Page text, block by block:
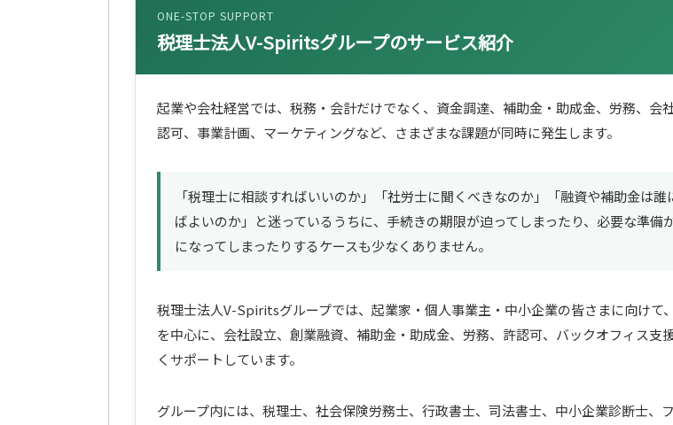
ONE-STOP SUPPORT
税理士法人V-Spiritsグループのサービス紹介
起業や会社経営では、税務・会計だけでなく、資金調達、補助金・助成金、労務、会
認可、事業計画、マーケティングなど、さまざまな課題が同時に発生します。
「税理士に相談すればいいのか」「社労士に聞くべきなのか」「融資や補助金は誰
ばよいのか」と迷っているうちに、手続きの期限が迫ってしまったり、必要な準備
になってしまったりするケースも少なくありません。
税理士法人V-Spiritsグループでは、起業家・個人事業主・中小企業の皆さまに向けて
を中心に、会社設立、創業融資、補助金・助成金、労務、許認可、バックオフィス支
くサポートしています。
グループ内には、税理士、社会保険労務士、行政書士、司法書士、中小企業診断士、